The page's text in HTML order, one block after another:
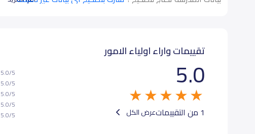
تقييمات واراء اولياء الامور
5.0
1 من التقييمات عرض الكل
5.0/5
5.0/5
5.0/5
5.0/5
5.0/5